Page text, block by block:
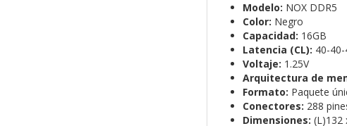
Modelo: NOX DDR5
Color: Negro
Capacidad: 16GB
Latencia (CL): 40-
Voltaje: 1.25V
Arquitectura de
Formato: Paquete
Conectores: 288
Dimensiones: (L)132